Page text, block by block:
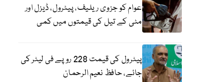
عوام کو جزوی ریلیف، پیٹرول، ڈیزل اور
مٹی کے تیل کی قیمتوں میں کمی
پیٹرول کی قیمت 228 روپے فی لیٹر کی
جائے، حافظ نعیم الرحمان